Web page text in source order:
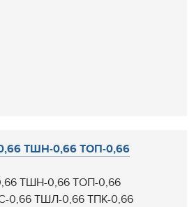
ТШН-0,66 ТОП-0,66
ТШН-0,66 ТОП-0,66
0,66 ТШЛ-0,66 ТПК-0,66